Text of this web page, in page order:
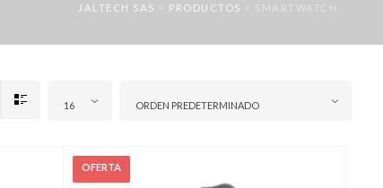
JALTECH SAS PRODUCTOS SMARTWATCH
16 ORDEN PREDETERMINADO